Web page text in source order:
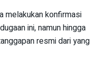
melakukan konfirmasi
ini, namun hingga
resmi dari yang